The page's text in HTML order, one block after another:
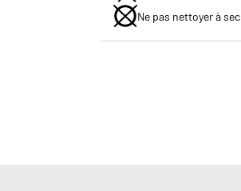
Ne pas nettoyer à sec